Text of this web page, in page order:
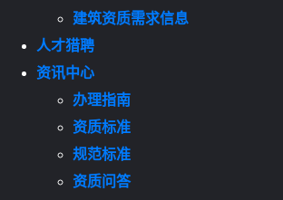
建筑资质需求信息
人才猎聘
资讯中心
办理指南
资质标准
规范标准
资质问答